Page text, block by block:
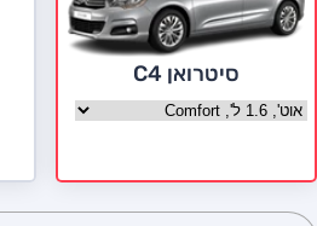
סיטרואן C4
בחר גרסה סיטרואן C4